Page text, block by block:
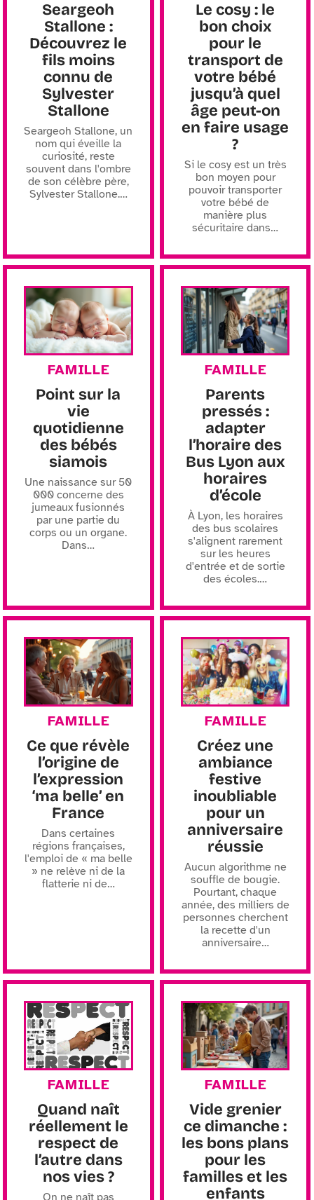
Seargeoh
Stallone :
Découvrez le
fils moins
connu de
Sylvester
Stallone
Seargeoh Stallone, un
nom qui éveille la
curiosité, reste
souvent dans l'ombre
de son célèbre père,
Sylvester Stallone.…
Le cosy : le
bon choix
pour le
transport de
votre bébé
jusqu’à quel
âge peut-on
en faire usage
?
Si le cosy est un très
bon moyen pour
pouvoir transporter
votre bébé de
manière plus
sécuritaire dans…
FAMILLE
Point sur la
vie
quotidienne
des bébés
siamois
Une naissance sur 50
000 concerne des
jumeaux fusionnés
par une partie du
corps ou un organe.
Dans…
FAMILLE
Parents
pressés :
adapter
l’horaire des
Bus Lyon aux
horaires
d’école
À Lyon, les horaires
des bus scolaires
s'alignent rarement
sur les heures
d'entrée et de sortie
des écoles.…
FAMILLE
Ce que révèle
l’origine de
l’expression
‘ma belle’ en
France
Dans certaines
régions françaises,
l'emploi de « ma belle
» ne relève ni de la
flatterie ni de…
FAMILLE
Créez une
ambiance
festive
inoubliable
pour un
anniversaire
réussie
Aucun algorithme ne
souffle de bougie.
Pourtant, chaque
année, des milliers de
personnes cherchent
la recette d'un
anniversaire…
FAMILLE
Quand naît
réellement le
respect de
l’autre dans
nos vies ?
FAMILLE
Vide grenier
ce dimanche :
les bons plans
pour les
familles et les
enfants